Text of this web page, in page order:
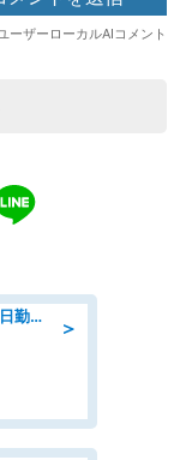
＞
経理/病院での経理事務のお仕事/即日勤務可/車通勤可/経理/一般事務